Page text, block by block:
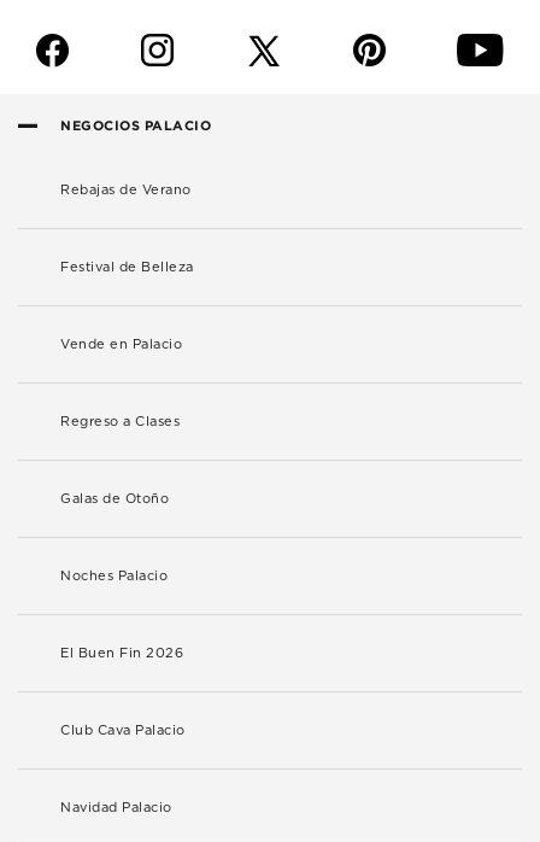
f i p y
NEGOCIOS PALACIO
Rebajas de Verano
Festival de Belleza
Vende en Palacio
Regreso a Clases
Galas de Otoño
Noches Palacio
El Buen Fin 2026
Club Cava Palacio
Navidad Palacio